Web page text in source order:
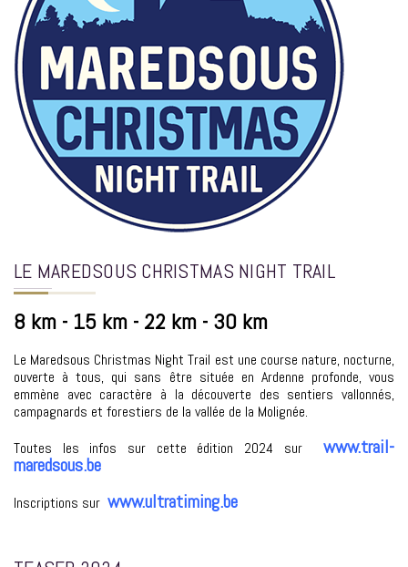
LE MAREDSOUS CHRISTMAS NIGHT TRAIL
8 km - 15 km - 22 km - 30 km
Le Maredsous Christmas Night Trail est une course nature, nocturne,
ouverte à tous, qui sans être située en Ardenne profonde, vous
emmène avec caractère à la découverte des sentiers vallonnés,
campagnards et forestiers de la vallée de la Molignée.
Toutes les infos sur cette édition 2024 sur www.trail-
maredsous.be
Inscriptions sur www.ultratiming.be